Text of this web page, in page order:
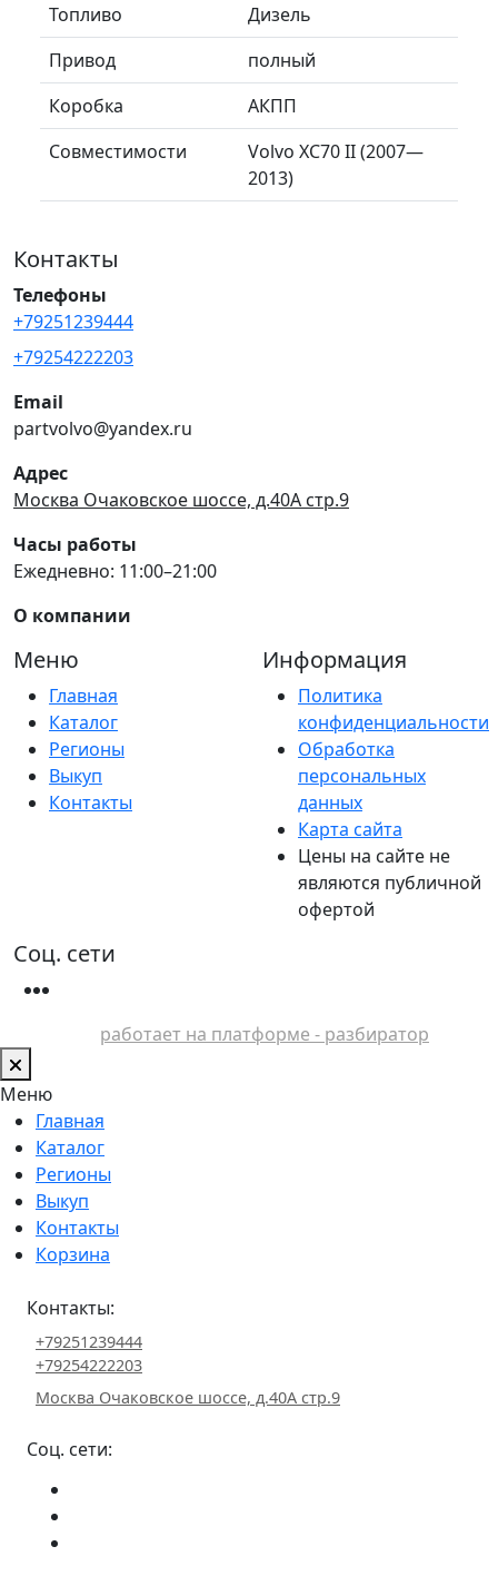
Топливо
Дизель
Привод
полный
Коробка
АКПП
Совместимости
Volvo XC70 II (2007—
2013)
Контакты
Телефоны
+79251239444
+79254222203
Email
partvolvo@yandex.ru
Адрес
Москва Очаковское шоссе, д.40А стр.9
Часы работы
Ежедневно: 11:00–21:00
О компании
Меню
Главная
Каталог
Регионы
Выкуп
Контакты
Информация
Политика
конфиденциальности
Обработка
персональных
данных
Карта сайта
Цены на сайте не
являются публичной
офертой
Соц. сети
работает на платформе - разбиратор
Меню
Главная
Каталог
Регионы
Выкуп
Контакты
Корзина
Контакты:
+79251239444
+79254222203
Москва Очаковское шоссе, д.40А стр.9
Соц. сети: